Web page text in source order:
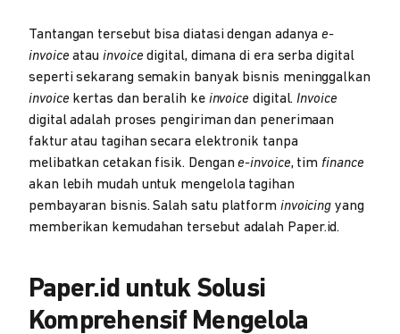
Tantangan tersebut bisa diatasi dengan adanyae-
invoice atau invoice digital, dimana di era serba digital
seperti sekarang semakin banyak bisnis meninggalkan
invoice kertas dan beralih ke invoice digital.Invoice
digital adalah proses pengiriman dan penerimaan
faktur atau tagihan secara elektronik tanpa
melibatkan cetakan fisik. Dengane-invoice, tim finance
akan lebih mudah untuk mengelola tagihan
pembayaran bisnis. Salah satu platform invoicing yang
memberikan kemudahan tersebut adalah Paper.id.
Paper.id untuk Solusi
Komprehensif Mengelola